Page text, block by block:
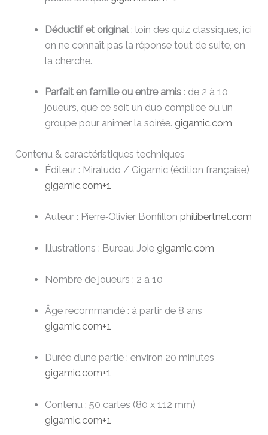
Déductif et original: loin des quiz classiques, ici
on ne connaît pas la réponse tout de suite, on
la cherche.
Parfait en famille ou entre amis: de 2 à 10
joueurs, que ce soit un duo complice ou un
groupe pour animer la soirée. gigamic.com
Contenu & caractéristiques techniques
Éditeur : Miraludo / Gigamic (édition française)
gigamic.com+1
Auteur : Pierre‑Olivier Bonfillon philibertnet.com
Illustrations : Bureau Joie gigamic.com
Nombre de joueurs : 2 à 10
Âge recommandé : à partir de 8 ans
gigamic.com+1
Durée d’une partie : environ 20 minutes
gigamic.com+1
Contenu : 50 cartes (80 x 112 mm)
gigamic.com+1